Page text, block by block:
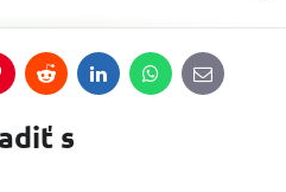
Reddit LinkedInWhatsApp
E-
mail
s